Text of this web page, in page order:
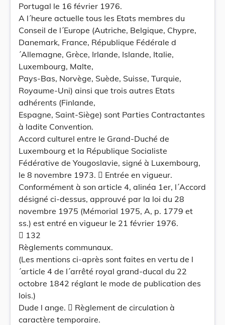
Portugal le 16 février 1976.
A l´heure actuelle tous les Etats membres du
Conseil de l´Europe (Autriche, Belgique, Chypre,
Danemark, France, République Fédérale d
´Allemagne, Grèce, Irlande, Islande, Italie,
Luxembourg, Malte,
Pays-Bas, Norvège, Suède, Suisse, Turquie,
Royaume-Uni) ainsi que trois autres Etats
adhérents (Finlande,
Espagne, Saint-Siège) sont Parties Contractantes
à ladite Convention.
Accord culturel entre le Grand-Duché de
Luxembourg et la République Socialiste
Fédérative de Yougoslavie, signé à Luxembourg,
le 8 novembre 1973.  Entrée en vigueur.
Conformément à son article 4, alinéa 1er, l´Accord
désigné ci-dessus, approuvé par la loi du 28
novembre 1975 (Mémorial 1975, A, p. 1779 et
ss.) est entré en vigueur le 21 février 1976.
 132
Règlements communaux.
(Les mentions ci-après sont faites en vertu de l
´article 4 de l´arrêté royal grand-ducal du 22
octobre 1842 réglant le mode de publication des
lois.)
Dude l ange.  Règlement de circulation à
caractère temporaire.